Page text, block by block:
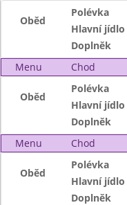
Oběd
Polévka
Hlavní jídlo
Doplněk
Menu
Chod
Oběd
Polévka
Hlavní jídlo
Doplněk
Menu
Chod
Oběd
Polévka
Hlavní jídlo
Doplněk